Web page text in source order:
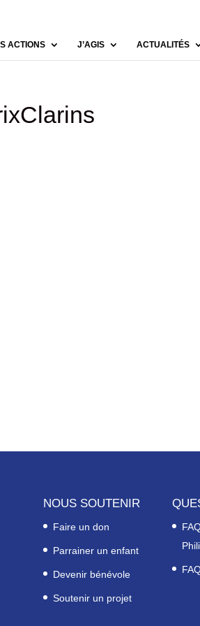
ACTIONS J’AGIS ACTUALITÉS
NOUS SOUTENIR
Faire un don
Parrainer un enfant
Devenir bénévole
Soutenir un projet